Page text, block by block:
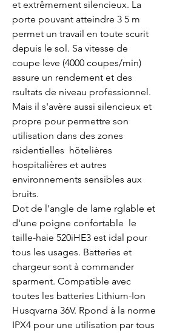
et extrêmement silencieux. La
porte pouvant atteindre 3 5 m
permet un travail en toute scurit
depuis le sol. Sa vitesse de
coupe leve (4000 coupes/min)
assure un rendement et des
rsultats de niveau professionnel.
Mais il s'avère aussi silencieux et
propre pour permettre son
utilisation dans des zones
rsidentielles  hôtelières
hospitalières et autres
environnements sensibles aux
bruits.
Dot de l'angle de lame rglable et
d'une poigne confortable  le
taille-haie 520iHE3 est idal pour
tous les usages. Batteries et
chargeur sont à commander
sparment. Compatible avec
toutes les batteries Lithium-Ion
Husqvarna 36V. Rpond à la norme
IPX4 pour une utilisation par tous